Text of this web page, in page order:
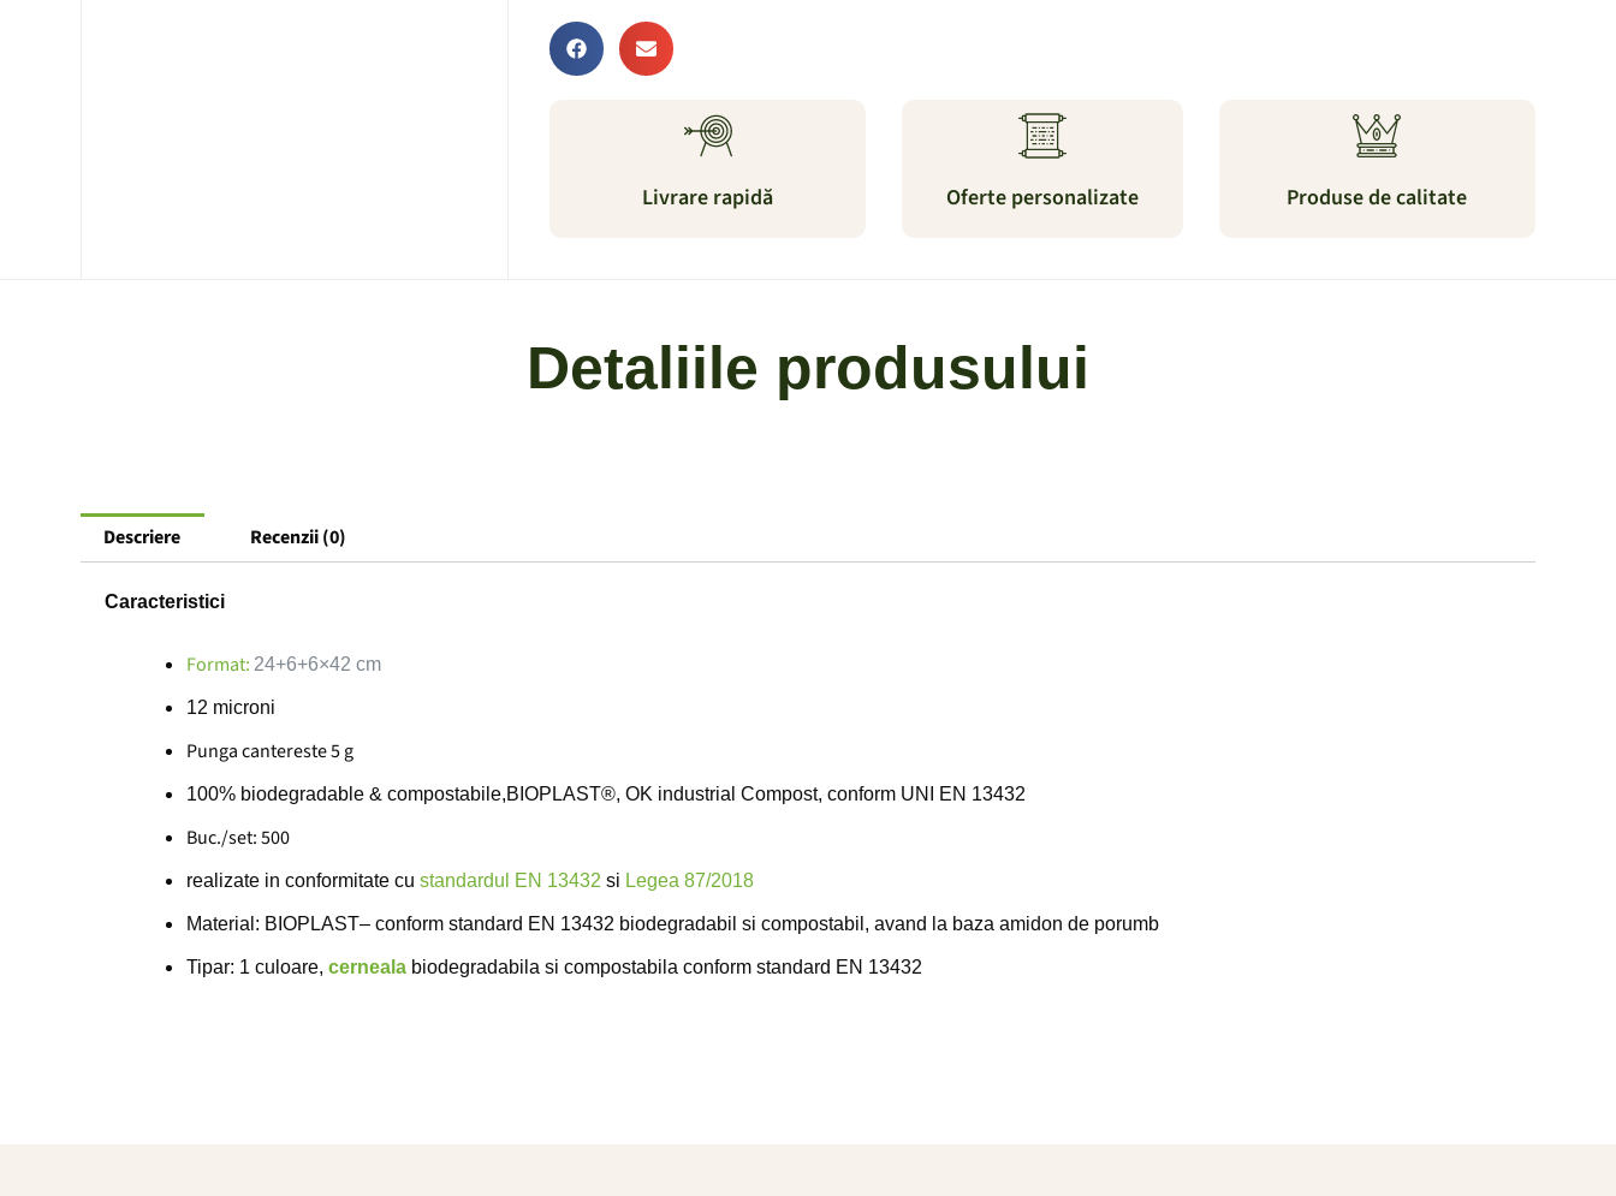
Livrare rapidă Oferte personalizate Produse de calitate
Detaliile produsului
Descriere Recenzii (0)
Caracteristici
Format: 24+6+6×42 cm
12 microni
Punga cantereste 5 g
100% biodegradable & compostabile,BIOPLAST®, OK industrial Compost, conform UNI EN 13432
Buc./set: 500
realizate in conformitate custandardul EN 13432 si Legea 87/2018
Material: BIOPLAST– conform standard EN 13432 biodegradabil si compostabil, avand la baza amidon de porumb
Tipar: 1 culoare,cerneala biodegradabila si compostabila conform standard EN 13432